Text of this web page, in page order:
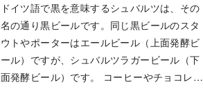
ドイツ語で黒を意味するシュバルツは、その
名の通り黒ビールです。同じ黒ビールのスタ
ウトやポーターはエールビール（上面発酵ビ
ール）ですが、シュバルツラガービール（下
面発酵ビール）です。 コーヒーやチョコレー